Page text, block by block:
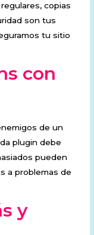
copias
son tus
tu sitio
con
de un
plugin debe
pueden
a problemas de
y